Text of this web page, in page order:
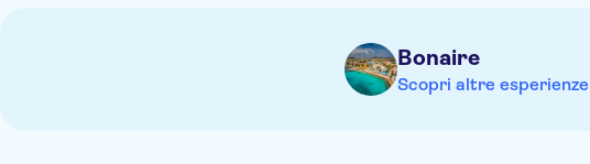
Bonaire
Scopri altre esperienze